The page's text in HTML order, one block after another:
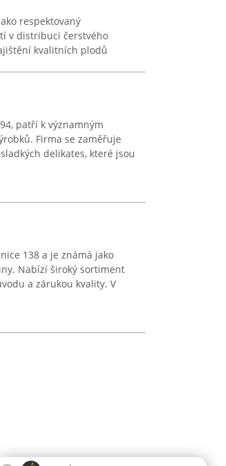
respektovaný
v distribuci čerstvého
kvalitních plodů
patří k významným
Firma se zaměřuje
delikates, které jsou
138 a je známá jako
Nabízí široký sortiment
a zárukou kvality. V